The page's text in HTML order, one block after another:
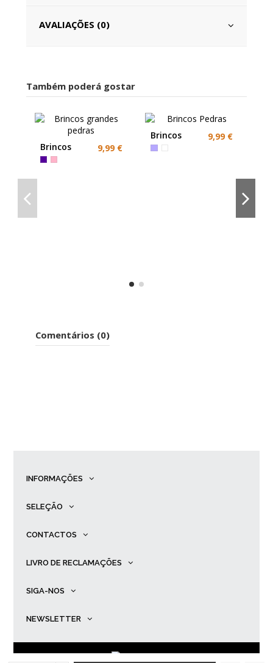
AVALIAÇÕES (0)
Também poderá gostar
Brincos
grandes
pedras
9,99 €
Brincos
Pedras
9,99 €
Comentários (0)
INFORMAÇÕES
SELEÇÃO
CONTACTOS
LIVRO DE RECLAMAÇÕES
SIGA-NOS
NEWSLETTER